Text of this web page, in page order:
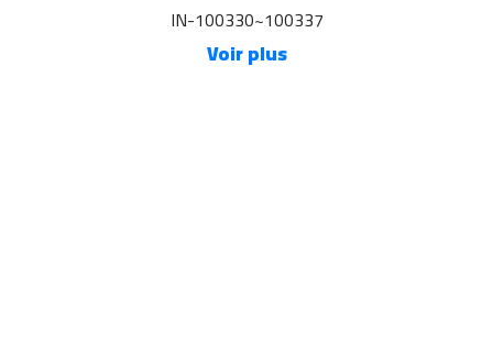
IN-100330~100337
Voir plus